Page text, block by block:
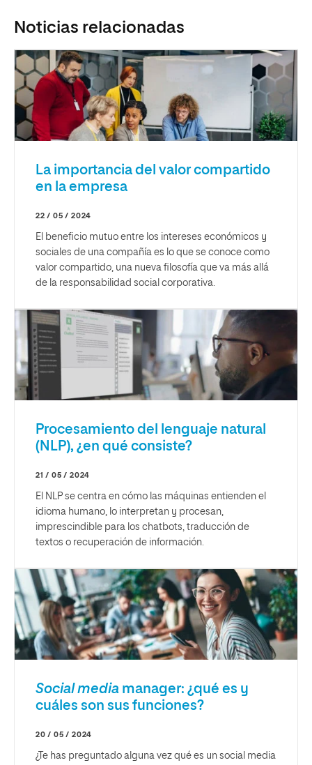
Noticias relacionadas
La importancia del valor compartido
en la empresa
22 / 05 / 2024
El beneficio mutuo entre los intereses económicos y
sociales de una compañía es lo que se conoce como
valor compartido, una nueva filosofía que va más allá
de la responsabilidad social corporativa.
Procesamiento del lenguaje natural
(NLP), ¿en qué consiste?
21 / 05 / 2024
El NLP se centra en cómo las máquinas entienden el
idioma humano, lo interpretan y procesan,
imprescindible para los chatbots, traducción de
textos o recuperación de información.
Social mediamanager: ¿qué es y
cuáles son sus funciones?
20 / 05 / 2024
¿Te has preguntado alguna vez qué es un social media